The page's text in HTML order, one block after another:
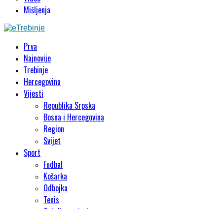
Mišljenja
Prva
Najnovije
Trebinje
Hercegovina
Vijesti
Republika Srpska
Bosna i Hercegovina
Region
Svijet
Sport
Fudbal
Košarka
Odbojka
Tenis